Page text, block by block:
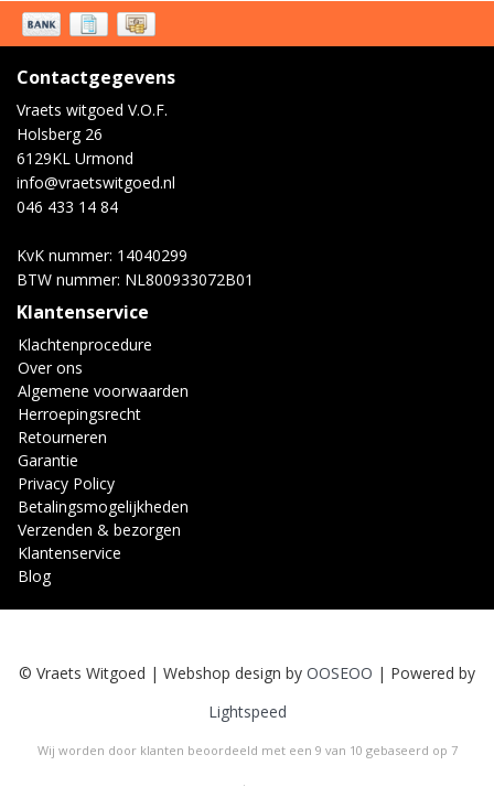
Contactgegevens
Vraets witgoed V.O.F.
Holsberg 26
6129KL Urmond
info@vraetswitgoed.nl
046 433 14 84
KvK nummer: 14040299
BTW nummer: NL800933072B01
Klantenservice
Klachtenprocedure
Over ons
Algemene voorwaarden
Herroepingsrecht
Retourneren
Garantie
Privacy Policy
Betalingsmogelijkheden
Verzenden & bezorgen
Klantenservice
Blog
© Vraets Witgoed | Webshop design by OOSEOO | Powered by
Lightspeed
Wij worden door klanten beoordeeld met een 9 van 10 gebaseerd op 7